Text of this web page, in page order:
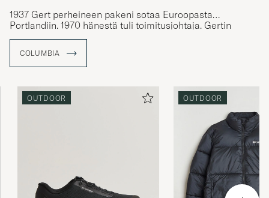
1937 Gert perheineen pakeni sotaa Euroopasta
Portlandiin. 1970 hänestä tuli toimitusjohtaja. Gertin
mukana tuli hänen "Tough Mother" -henkensä, joka
make it better".
COLUMBIA
OUTDOOR OUTDOOR